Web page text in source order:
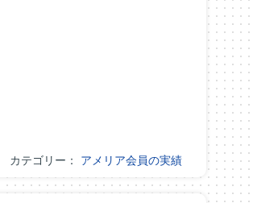
カテゴリー： アメリア会員の実績